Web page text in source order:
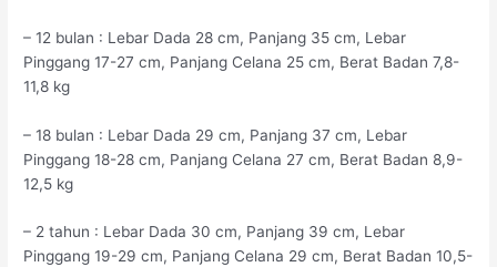
– 12 bulan : Lebar Dada 28 cm, Panjang 35 cm, Lebar
Pinggang 17-27 cm, Panjang Celana 25 cm, Berat Badan 7,8-
11,8 kg
– 18 bulan : Lebar Dada 29 cm, Panjang 37 cm, Lebar
Pinggang 18-28 cm, Panjang Celana 27 cm, Berat Badan 8,9-
12,5 kg
– 2 tahun : Lebar Dada 30 cm, Panjang 39 cm, Lebar
Pinggang 19-29 cm, Panjang Celana 29 cm, Berat Badan 10,5-